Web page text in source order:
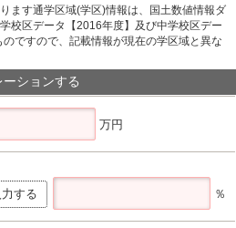
ます通学区域(学区)情報は、国土数値情報ダ
校区データ【2016年度】及び中学校区デー
ですので、記載情報が現在の学区域と異な
ションする
万円
する ％